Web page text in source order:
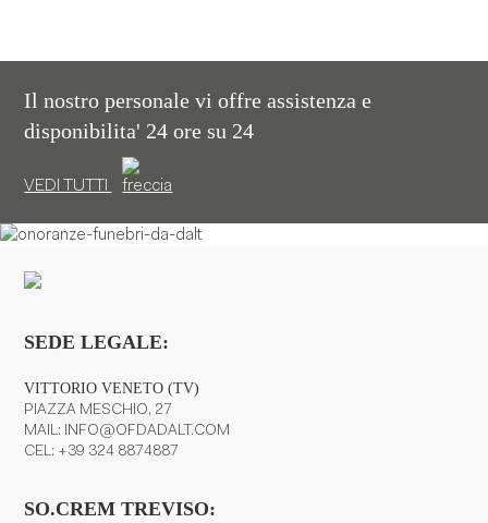
Il nostro personale vi offre assistenza e
disponibilita' 24 ore su 24
VEDI TUTTI
SEDE LEGALE:
VITTORIO VENETO (TV)
PIAZZA MESCHIO, 27
MAIL: INFO@OFDADALT.COM
CEL: +39 324 8874887
SO.CREM TREVISO: